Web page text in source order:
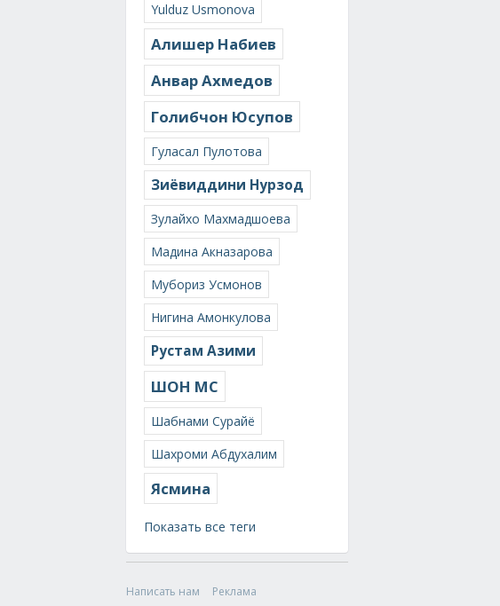
Yulduz Usmonova
Алишер Набиев
Анвар Ахмедов
Голибчон Юсупов
Гуласал Пулотова
Зиёвиддини Нурзод
Зулайхо Махмадшоева
Мадина Акназарова
Мубориз Усмонов
Нигина Амонкулова
Рустам Азими
ШОН МС
Шабнами Сурайё
Шахроми Абдухалим
Ясмина
Показать все теги
Написать нам
Реклама